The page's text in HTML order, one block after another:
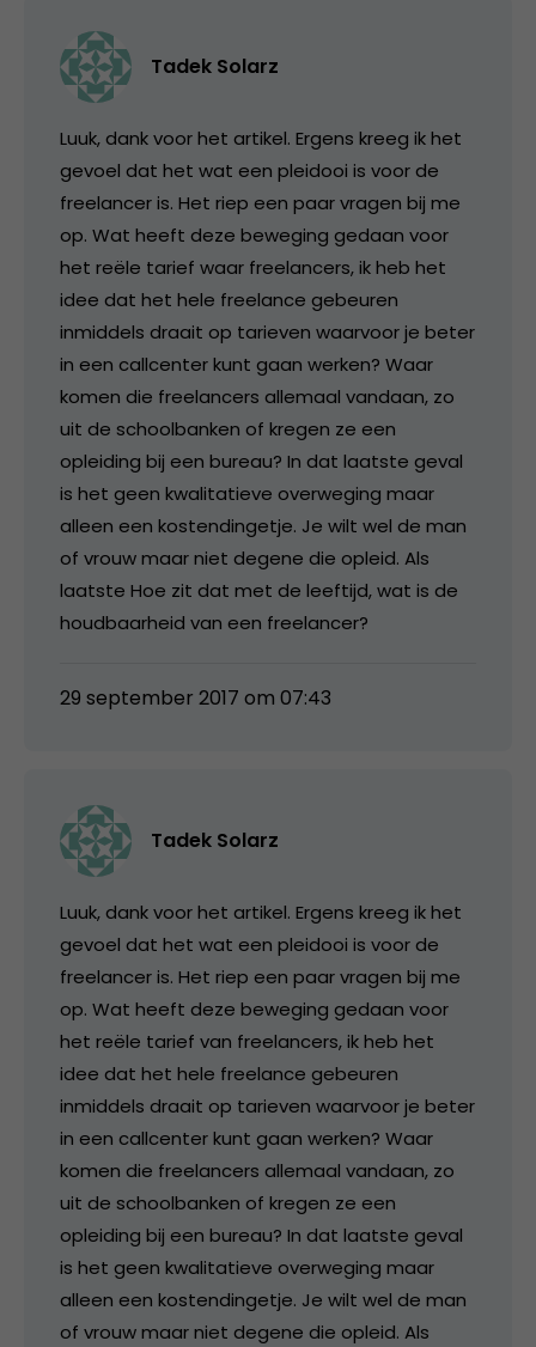
Tadek Solarz
Luuk, dank voor het artikel. Ergens kreeg ik het
gevoel dat het wat een pleidooi is voor de
freelancer is. Het riep een paar vragen bij me
op. Wat heeft deze beweging gedaan voor
het reële tarief waar freelancers, ik heb het
idee dat het hele freelance gebeuren
inmiddels draait op tarieven waarvoor je beter
in een callcenter kunt gaan werken? Waar
komen die freelancers allemaal vandaan, zo
uit de schoolbanken of kregen ze een
opleiding bij een bureau? In dat laatste geval
is het geen kwalitatieve overweging maar
alleen een kostendingetje. Je wilt wel de man
of vrouw maar niet degene die opleid. Als
laatste Hoe zit dat met de leeftijd, wat is de
houdbaarheid van een freelancer?
29 september 2017 om 07:43
Tadek Solarz
Luuk, dank voor het artikel. Ergens kreeg ik het
gevoel dat het wat een pleidooi is voor de
freelancer is. Het riep een paar vragen bij me
op. Wat heeft deze beweging gedaan voor
het reële tarief van freelancers, ik heb het
idee dat het hele freelance gebeuren
inmiddels draait op tarieven waarvoor je beter
in een callcenter kunt gaan werken? Waar
komen die freelancers allemaal vandaan, zo
uit de schoolbanken of kregen ze een
opleiding bij een bureau? In dat laatste geval
is het geen kwalitatieve overweging maar
alleen een kostendingetje. Je wilt wel de man
of vrouw maar niet degene die opleid. Als